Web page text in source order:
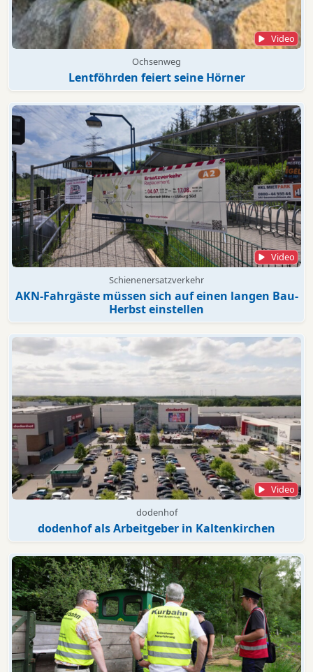
Video
Ochsenweg
Lentföhrden feiert seine Hörner
Video
Schienenersatzverkehr
AKN-Fahrgäste müssen sich auf einen langen Bau-
Herbst einstellen
Video
dodenhof
dodenhof als Arbeitgeber in Kaltenkirchen